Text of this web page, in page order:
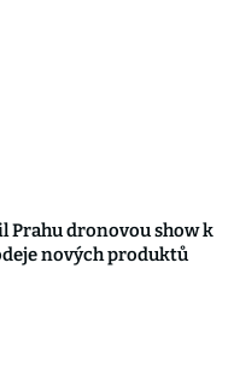
Prahu dronovou show k
nových produktů